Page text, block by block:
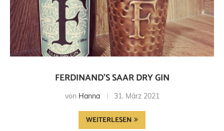
FERDINAND’S SAAR DRY GIN
von Hanna 31. März 2021
WEITERLESEN